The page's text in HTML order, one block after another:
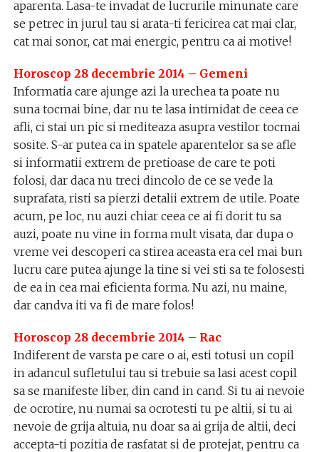
aparenta. Lasa-te invadat de lucrurile minunate care
se petrec in jurul tau si arata-ti fericirea cat mai clar,
cat mai sonor, cat mai energic, pentru ca ai motive!
Horoscop 28 decembrie 2014 – Gemeni
Informatia care ajunge azi la urechea ta poate nu
suna tocmai bine, dar nu te lasa intimidat de ceea ce
afli, ci stai un pic si mediteaza asupra vestilor tocmai
sosite. S-ar putea ca in spatele aparentelor sa se afle
si informatii extrem de pretioase de care te poti
folosi, dar daca nu treci dincolo de ce se vede la
suprafata, risti sa pierzi detalii extrem de utile. Poate
acum, pe loc, nu auzi chiar ceea ce ai fi dorit tu sa
auzi, poate nu vine in forma mult visata, dar dupa o
vreme vei descoperi ca stirea aceasta era cel mai bun
lucru care putea ajunge la tine si vei sti sa te folosesti
de ea in cea mai eficienta forma. Nu azi, nu maine,
dar candva iti va fi de mare folos!
Horoscop 28 decembrie 2014 – Rac
Indiferent de varsta pe care o ai, esti totusi un copil
in adancul sufletului tau si trebuie sa lasi acest copil
sa se manifeste liber, din cand in cand. Si tu ai nevoie
de ocrotire, nu numai sa ocrotesti tu pe altii, si tu ai
nevoie de grija altuia, nu doar sa ai grija de altii, deci
accepta-ti pozitia de rasfatat si de protejat, pentru ca